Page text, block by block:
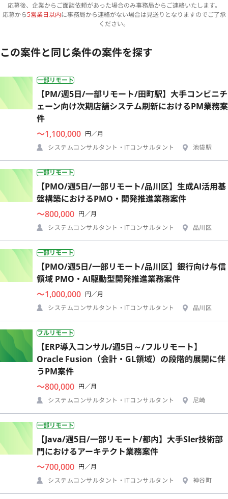
応募後、企業からご面談依頼があった場合のみ事務局からご連絡いたします。
応募から5営業日以内に事務局から連絡がない場合は見送りとなりますのでご了承
ください。
この案件と同じ条件の案件を探す
一部リモート
【PM/週5日/一部リモート/田町駅】大手コンビニチ
ェーン向け次期店舗システム刷新におけるPM業務案
件
〜1,100,000 円／月
システムコンサルタント・ITコンサルタント
池袋駅
一部リモート
【PMO/週5日/一部リモート/品川区】生成AI活用基
盤構築におけるPMO・開発推進業務案件
〜800,000 円／月
システムコンサルタント・ITコンサルタント
品川区
一部リモート
【PMO/週5日/一部リモート/品川区】銀行向け与信
領域 PMO・AI駆動型開発推進業務案件
〜1,000,000 円／月
システムコンサルタント・ITコンサルタント
品川区
フルリモート
【ERP導入コンサル/週5日～/フルリモート】
Oracle Fusion（会計・GL領域）の段階的展開に伴
うPM案件
〜800,000 円／月
システムコンサルタント・ITコンサルタント
尼崎
一部リモート
【Java/週5日/一部リモート/都内】大手SIer技術部
門におけるアーキテクト業務案件
〜700,000 円／月
システムコンサルタント・ITコンサルタント
神谷町